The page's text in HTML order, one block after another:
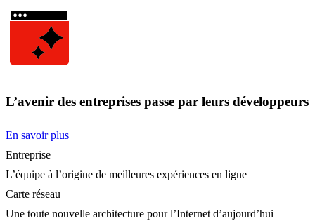
L’avenir des entreprises passe par leurs développeurs
En savoir plus
Entreprise
L’équipe à l’origine de meilleures expériences en ligne
Carte réseau
Une toute nouvelle architecture pour l’Internet d’aujourd’hui